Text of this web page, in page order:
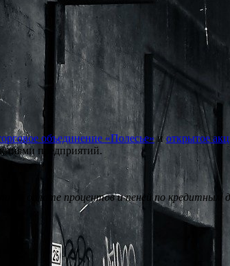
объединение «Полесье»и открытое
предприятий.
по оплате процентов и пеней по кредитным